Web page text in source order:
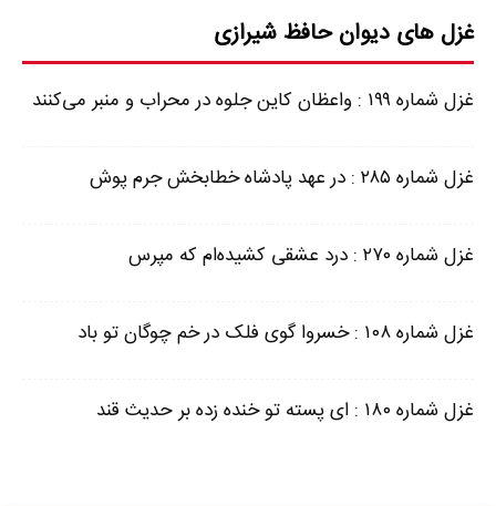
غزل های دیوان حافظ شیرازی
غزل شماره ۱۹۹ : واعظان کاین جلوه در محراب و منبر می‌کنند
غزل شماره ۲۸۵ : در عهد پادشاه خطابخش جرم پوش
غزل شماره ۲۷۰ : درد عشقی کشیده‌ام که مپرس
غزل شماره ۱۰۸ : خسروا گوی فلک در خم چوگان تو باد
غزل شماره ۱۸۰ : ای پسته تو خنده زده بر حدیث قند